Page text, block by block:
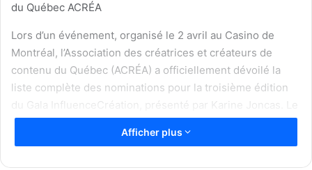
du Québec ACRÉA
Lors d’un événement, organisé le 2 avril au Casino de
Montréal, l’Association des créatrices et créateurs de
contenu du Québec (ACRÉA) a officiellement dévoilé la
liste complète des nominations pour la troisième édition
du Gala InfluenceCréation, présenté par Karine Joncas. Le
gala, qui se tiendra le 31 mai 2025 à la Place Bell à Laval,
réunit 1 200 invités et vise à reconnaître la richesse, la
Afficher plus